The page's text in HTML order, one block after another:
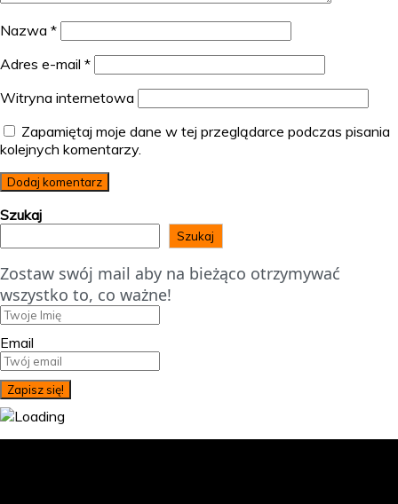
Nazwa *
Adres e-mail *
Witryna internetowa
Zapamiętaj moje dane w tej przeglądarce podczas pisania
kolejnych komentarzy.
Szukaj
Szukaj
Zostaw swój mail aby na bieżąco otrzymywać
wszystko to, co ważne!
Email